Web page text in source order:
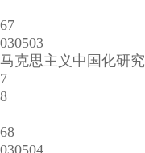
67
030503
马克思主义中国化研究
7
8
68
030504